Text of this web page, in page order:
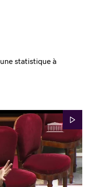
statistique à